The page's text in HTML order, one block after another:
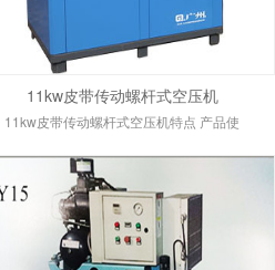
11kw皮带传动螺杆式空压机
11kw皮带传动螺杆式空压机特点 产品使